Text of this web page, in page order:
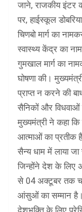
जाने, राजकीय इंटर
पर, हाईस्कूल
चिणबो मार्ग का
स्वास्थ्य केंद्र का
गुमखाल मार्ग का
घोषणा की।
प्राप्त न करने की
सैनिकों और विधवाओं
मुख्यमंत्री ने कहा
आत्माओं का प्रतीक
सैन्य धाम में लाया जा
जिन्होंने देश के लिए
से 04 अक्टूबर तक
आंसुओं का सम्मान है।